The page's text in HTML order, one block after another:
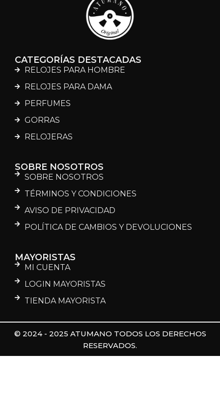
CATEGORÍAS DESTACADAS
RELOJES PARA HOMBRE
RELOJES PARA DAMA
PERFUMES
GORRAS
RELOJERAS
SOBRE NOSOTROS
SOBRE NOSOTROS
TÉRMINOS Y CONDICIONES
AVISO DE PRIVACIDAD
POLÍTICA DE CAMBIOS Y DEVOLUCIONES
MAYORISTAS
MI CUENTA
LOGIN MAYORISTAS
TIENDA MAYORISTA
© 2024 - 2025 ATUMANO TODOS LOS DERECHOS
RESERVADOS.